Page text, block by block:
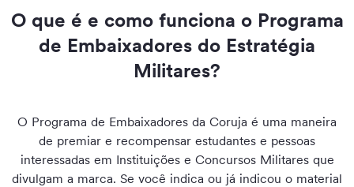
O que é e como funciona o Programa
de Embaixadores do Estratégia
Militares?
O Programa de Embaixadores da Coruja é uma maneira
de premiar e recompensar estudantes e pessoas
interessadas em Instituições e Concursos Militares que
divulgam a marca. Se você indica ou já indicou o material